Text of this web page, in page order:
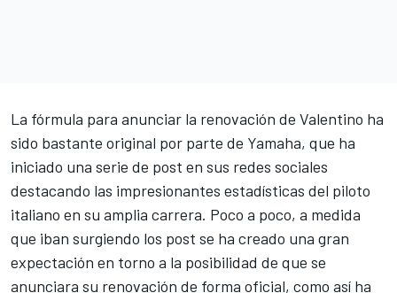
La fórmula para anunciar la renovación de Valentino ha
sido bastante original por parte de Yamaha, que ha
iniciado una serie de post en sus redes sociales
destacando las impresionantes estadísticas del piloto
italiano en su amplia carrera. Poco a poco, a medida
que iban surgiendo los post se ha creado una gran
expectación en torno a la posibilidad de que se
anunciara su renovación de forma oficial, como así ha